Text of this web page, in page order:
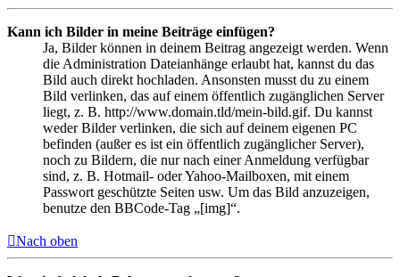
Kann ich Bilder in meine Beiträge einfügen?
Ja, Bilder können in deinem Beitrag angezeigt werden. Wenn
die Administration Dateianhänge erlaubt hat, kannst du das
Bild auch direkt hochladen. Ansonsten musst du zu einem
Bild verlinken, das auf einem öffentlich zugänglichen Server
liegt, z. B. http://www.domain.tld/mein-bild.gif. Du kannst
weder Bilder verlinken, die sich auf deinem eigenen PC
befinden (außer es ist ein öffentlich zugänglicher Server),
noch zu Bildern, die nur nach einer Anmeldung verfügbar
sind, z. B. Hotmail- oder Yahoo-Mailboxen, mit einem
Passwort geschützte Seiten usw. Um das Bild anzuzeigen,
benutze den BBCode-Tag „[img]“.
Nach oben